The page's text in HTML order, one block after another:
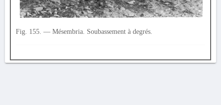
Fig. 155. — Mésembria. Soubassement à degrés.